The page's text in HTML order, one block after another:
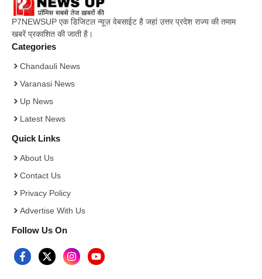
P7NEWSUP एक डिजिटल न्यूज़ वेबसाईट है जहां उत्तर प्रदेश राज्य की तमाम
खबरें प्रकाशित की जाती है।
Categories
Chandauli News
Varanasi News
Up News
Latest News
Quick Links
About Us
Contact Us
Privacy Policy
Advertise With Us
Follow Us On